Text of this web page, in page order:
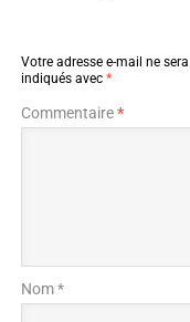
Votre adresse e-mail ne
indiqués avec *
Commentaire*
Nom *